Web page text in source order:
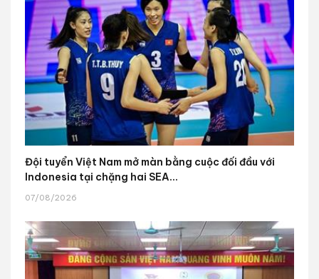
Đội tuyển Việt Nam mở màn bằng cuộc đối đầu với
Indonesia tại chặng hai SEA...
07/08/2026